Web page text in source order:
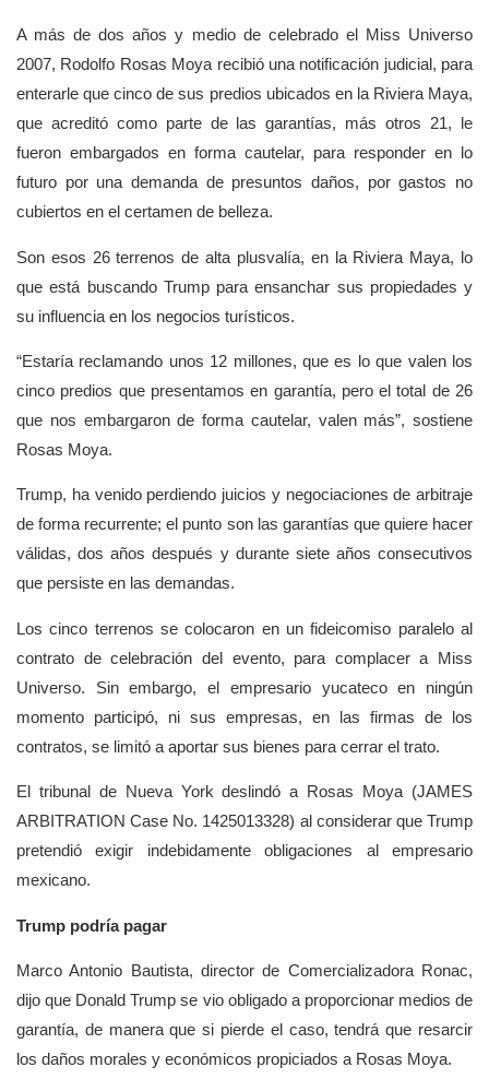
A más de dos años y medio de celebrado el Miss Universo
2007, Rodolfo Rosas Moya recibió una notificación judicial, para
enterarle que cinco de sus predios ubicados en la Riviera Maya,
que acreditó como parte de las garantías, más otros 21, le
fueron embargados en forma cautelar, para responder en lo
futuro por una demanda de presuntos daños, por gastos no
cubiertos en el certamen de belleza.
Son esos 26 terrenos de alta plusvalía, en la Riviera Maya, lo
que está buscando Trump para ensanchar sus propiedades y
su influencia en los negocios turísticos.
“Estaría reclamando unos 12 millones, que es lo que valen los
cinco predios que presentamos en garantía, pero el total de 26
que nos embargaron de forma cautelar, valen más”, sostiene
Rosas Moya.
Trump, ha venido perdiendo juicios y negociaciones de arbitraje
de forma recurrente; el punto son las garantías que quiere hacer
válidas, dos años después y durante siete años consecutivos
que persiste en las demandas.
Los cinco terrenos se colocaron en un fideicomiso paralelo al
contrato de celebración del evento, para complacer a Miss
Universo. Sin embargo, el empresario yucateco en ningún
momento participó, ni sus empresas, en las firmas de los
contratos, se limitó a aportar sus bienes para cerrar el trato.
El tribunal de Nueva York deslindó a Rosas Moya (JAMES
ARBITRATION Case No. 1425013328) al considerar que Trump
pretendió exigir indebidamente obligaciones al empresario
mexicano.
Trump podría pagar
Marco Antonio Bautista, director de Comercializadora Ronac,
dijo que Donald Trump se vio obligado a proporcionar medios de
garantía, de manera que si pierde el caso, tendrá que resarcir
los daños morales y económicos propiciados a Rosas Moya.